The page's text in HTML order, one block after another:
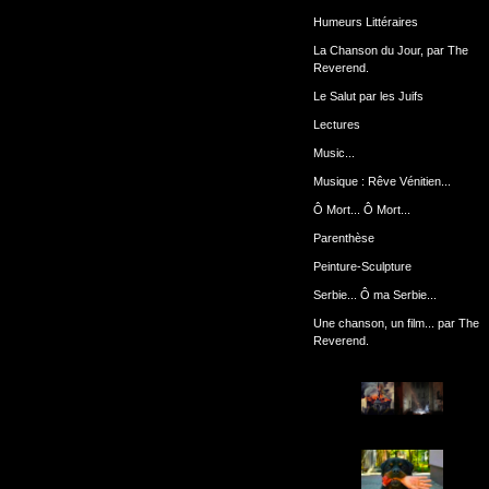
Humeurs Littéraires
La Chanson du Jour, par The
Reverend.
Le Salut par les Juifs
Lectures
Music...
Musique : Rêve Vénitien...
Ô Mort... Ô Mort...
Parenthèse
Peinture-Sculpture
Serbie... Ô ma Serbie...
Une chanson, un film... par The
Reverend.